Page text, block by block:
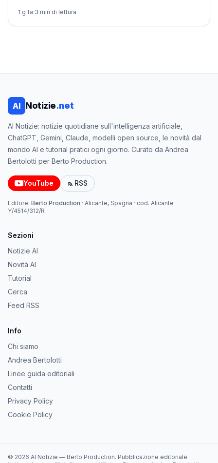
eccezioni.
1 g fa·3 min di lettura
AI Notizie.net
AI Notizie: notizie quotidiane sull'intelligenza artificiale,
ChatGPT, Gemini, Claude, modelli open source, le novità dal
mondo AI e tutorial pratici ogni giorno. Curato da Andrea
Bertolotti per Berto Production.
YouTube RSS
Editore: Berto Production · Alicante, Spagna · cod. Alicante
Y/4514/312/R
Sezioni
Notizie AI
Novità AI
Tutorial
Cerca
Feed RSS
Info
Chi siamo
Andrea Bertolotti
Linee guida editoriali
Contatti
Privacy Policy
Cookie Policy
© 2026 AI Notizie — Berto Production. Pubblicazione editoriale